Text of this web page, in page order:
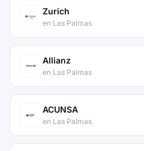
Zurich
en Las Palmas
Allianz
en Las Palmas
ACUNSA
en Las Palmas